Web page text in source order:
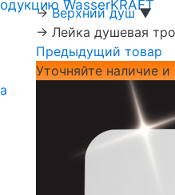
WasserKRAFT
→ Верхний душ▼
→ Лейка душевая
Предыдущий товар
Уточняйте наличие и